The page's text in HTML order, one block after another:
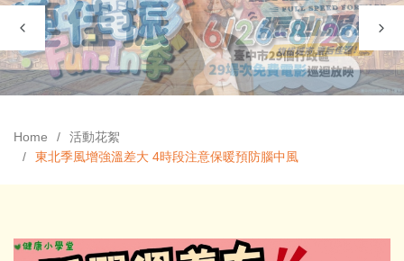
Home
活動花絮
東北季風增強溫差大 4時段注意保暖預防腦中風